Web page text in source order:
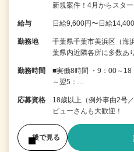
新規案件！4月からスタ
給与 日給9,600円〜日給
勤務地
千葉県千葉市美浜区（
葉県内近隣各所に多数あり
勤務時間
■実働8時間 ・9：00～
～翌5：…
応募資格
18歳以上（例外事由2号
ビューさんも大歓迎！
後で見る